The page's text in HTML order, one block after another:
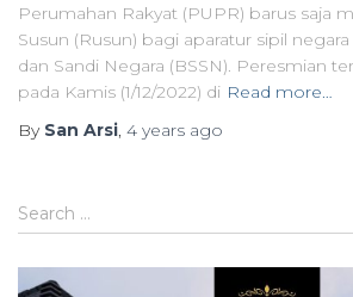
Perumahan Rakyat (PUPR) barus saja
Susun (Rusun) bagi aparatur sipil
dan Sandi Negara (BSSN). Peresmian
pada Kamis (1/12/2022) di Read more…
By San Arsi, 4 years ago
S
e
Search …